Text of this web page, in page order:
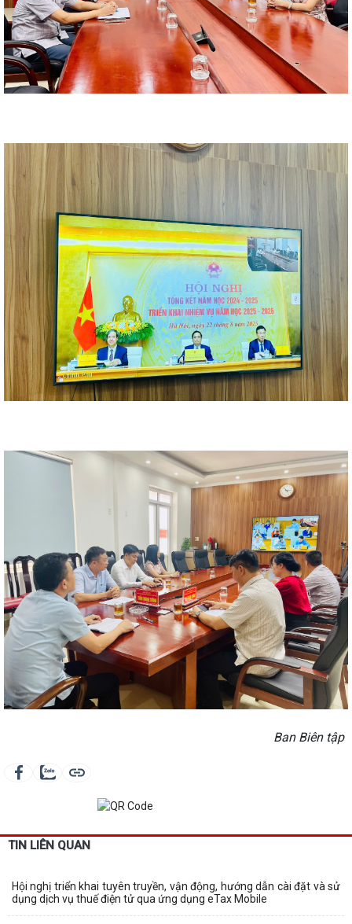
Ban Biên tập
TIN LIÊN QUAN
Hội nghị triển khai tuyên truyền, vận động, hướng dẫn cài đặt và sử
dụng dịch vụ thuế điện tử qua ứng dụng eTax Mobile